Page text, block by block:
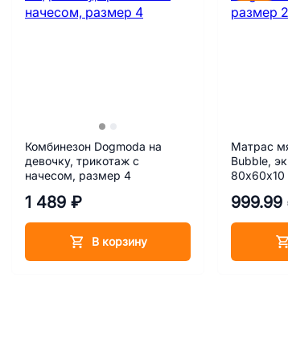
Комбинезон Dogmoda на
девочку, трикотаж с
начесом, размер 4
1 489 ₽
В корзину
Матрас
Bubble,
999.99